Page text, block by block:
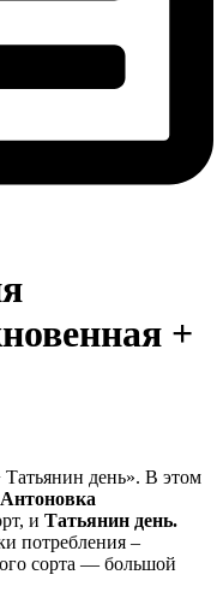
+
день». В этом
Антоновка
и Татьянин день.
потребления –
сорта — большой